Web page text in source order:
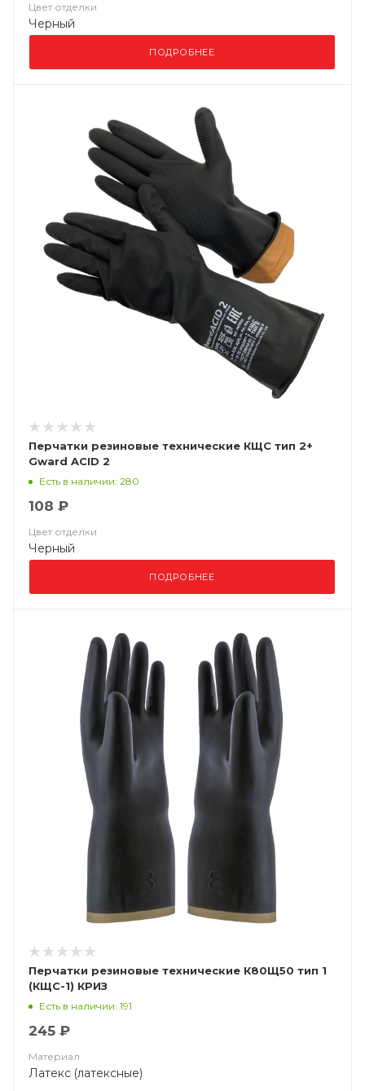
Цвет отделки
Черный
ПОДРОБНЕЕ
Перчатки резиновые технические КЩС тип 2+
Gward ACID 2
Есть в наличии: 280
108 ₽
Цвет отделки
Черный
ПОДРОБНЕЕ
Перчатки резиновые технические К80Щ50 тип 1
(КЩС-1) КРИЗ
Есть в наличии: 191
245 ₽
Материал
Латекс (латексные)